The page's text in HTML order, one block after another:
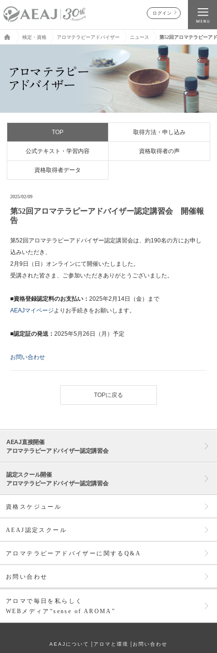
ログイン
検定・資格 アロマテラピーアドバイザー ニュース 第52回アロマテラピーア
TOP 取得方法・申し込み
公式テキスト・学習内容 資格取得者の声
資格取得者データ
2025/02/09
第52回アロマテラピーアドバイザー認定講習会 開催報
告
第52回アロマテラピーアドバイザー認定講習会は、約190名の方にお申し
込みいただき、
2月9日（日）オンラインにて開催いたしました。
受講された皆さま、ご参加いただきありがとうございました。
■資格登録認定料のお支払い： 2025年2月14日（金）まで
AEAJマイページよりお手続きをお願いします。
■認定証の発送： 2025年5月26日（月）予定
お問い合わせ
TOPに戻る
AEAJ直接開催
アロマテラピーアドバイザー認定講習会
認定スクール開催
アロマテラピーアドバイザー認定講習会
資格スケジュール
AEAJ認定スクール
アロマテラピーアドバイザーに関するQ&A
お問い合わせ
アロマで毎日を私らしく
WEBメディア“sense of AROMA”
AEAJについて アロマと環境 お問い合わせ